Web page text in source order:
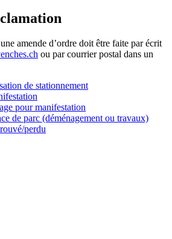
amende d’ordre doit être faite par écrit
ou par courrier postal dans un
de stationnement
pour manifestation
de parc (déménagement ou travaux)
perdu